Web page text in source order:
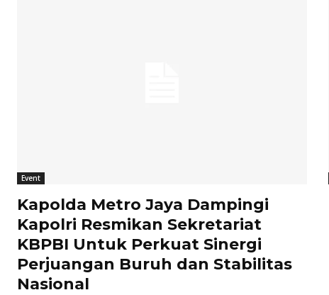
Event
Kapolda Metro Jaya Dampingi
Kapolri Resmikan Sekretariat
KBPBI Untuk Perkuat Sinergi
Perjuangan Buruh dan Stabilitas
Nasional